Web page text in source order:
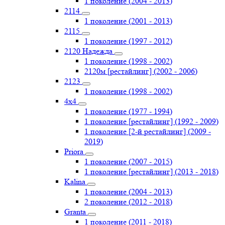
2114
1 поколение (2001 - 2013)
2115
1 поколение (1997 - 2012)
2120 Надежда
1 поколение (1998 - 2002)
2120м [рестайлинг] (2002 - 2006)
2123
1 поколение (1998 - 2002)
4х4
1 поколение (1977 - 1994)
1 поколение [рестайлинг] (1992 - 2009)
1 поколение [2-й рестайлинг] (2009 -
2019)
Priоra
1 поколение (2007 - 2015)
1 поколение [рестайлинг] (2013 - 2018)
Kalina
1 поколение (2004 - 2013)
2 поколение (2012 - 2018)
Granta
1 поколение (2011 - 2018)